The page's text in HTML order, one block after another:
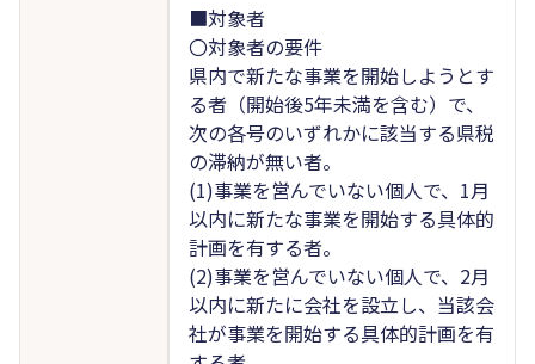
■対象者
〇対象者の要件
県内で新たな事業を開始しようとす
る者（開始後5年未満を含む）で、
次の各号のいずれかに該当する県税
の滞納が無い者。
(1)事業を営んでいない個人で、1月
以内に新たな事業を開始する具体的
計画を有する者。
(2)事業を営んでいない個人で、2月
以内に新たに会社を設立し、当該会
社が事業を開始する具体的計画を有